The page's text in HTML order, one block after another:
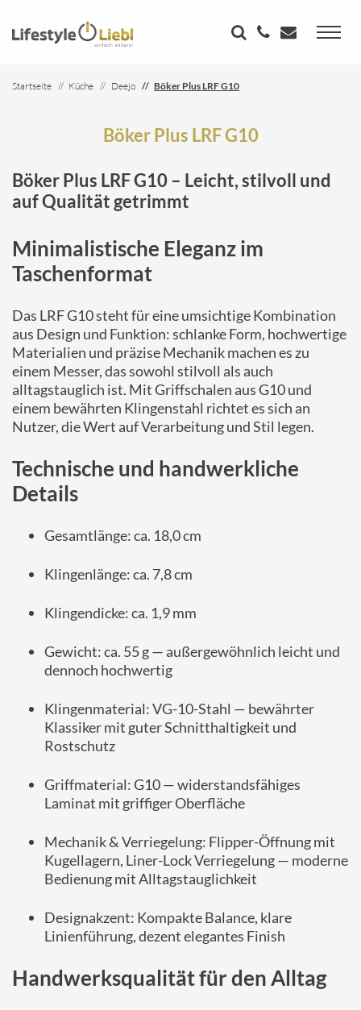
Startseite Küche Deejo Böker Plus LRF G10
Böker Plus LRF G10
Böker Plus LRF G10 – Leicht, stilvoll und
auf Qualität getrimmt
Minimalistische Eleganz im
Taschenformat
Das LRF G10 steht für eine umsichtige Kombination
aus Design und Funktion: schlanke Form, hochwertige
Materialien und präzise Mechanik machen es zu
einem Messer, das sowohl stilvoll als auch
alltagstauglich ist. Mit Griffschalen aus G10 und
einem bewährten Klingenstahl richtet es sich an
Nutzer, die Wert auf Verarbeitung und Stil legen.
Technische und handwerkliche
Details
Gesamtlänge: ca. 18,0 cm
Klingenlänge: ca. 7,8 cm
Klingendicke: ca. 1,9 mm
Gewicht: ca. 55 g — außergewöhnlich leicht und
dennoch hochwertig
Klingenmaterial: VG-10-Stahl — bewährter
Klassiker mit guter Schnitthaltigkeit und
Rostschutz
Griffmaterial: G10 — widerstandsfähiges
Laminat mit griffiger Oberfläche
Mechanik & Verriegelung: Flipper-Öffnung mit
Kugellagern, Liner-Lock Verriegelung — moderne
Bedienung mit Alltagstauglichkeit
Designakzent: Kompakte Balance, klare
Linienführung, dezent elegantes Finish
Handwerksqualität für den Alltag